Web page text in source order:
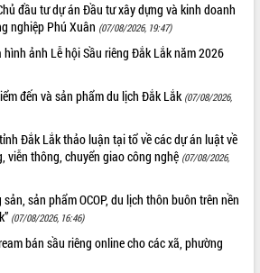
đầu tư dự án Đầu tư xây dựng và kinh doanh
nghiệp Phú Xuân (07/08/2026, 19:47)
ảnh Lễ hội Sầu riêng Đắk Lắk năm 2026
đến và sản phẩm du lịch Đắk Lắk (07/08/2026,
Đắk Lắk thảo luận tại tổ về các dự án luật về
viễn thông, chuyển giao công nghệ (07/08/2026,
sản phẩm OCOP, du lịch thôn buôn trên nền
(07/08/2026, 16:46)
bán sầu riêng online cho các xã, phường